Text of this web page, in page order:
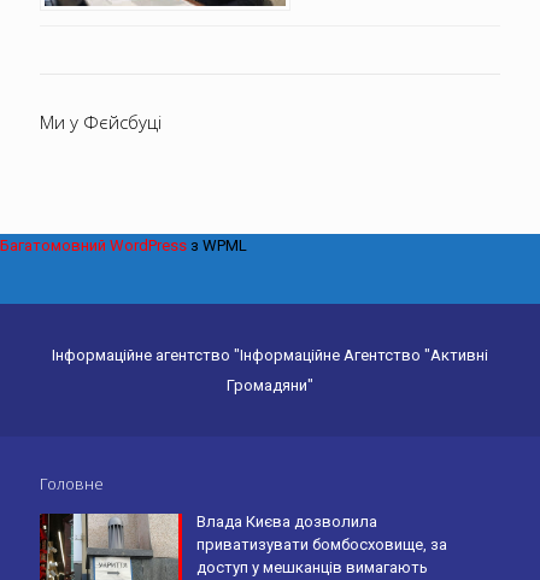
Ми у Фєйсбуці
Інформаційне агентство "Інформаційне Агентство "Активні
Громадяни"
Головне
Влада Києва дозволила
приватизувати бомбосховище, за
доступ у мешканців вимагають
Багатомовний WordPress з WPML